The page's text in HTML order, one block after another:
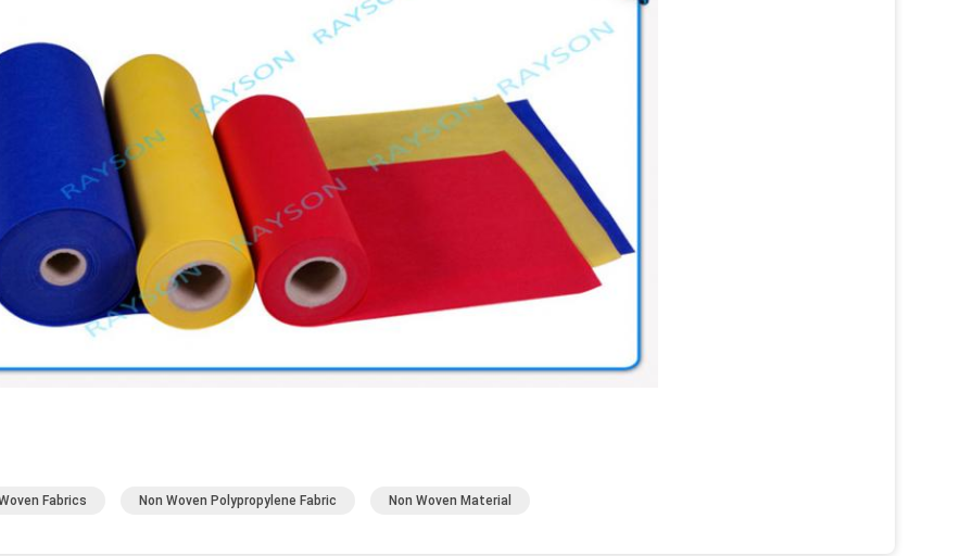
Fabrics Non Woven Polypropylene Fabric Non Woven Material